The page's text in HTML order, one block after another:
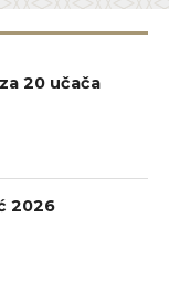
20 učača
2026